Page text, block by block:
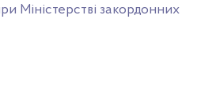
Міністерстві закордонних